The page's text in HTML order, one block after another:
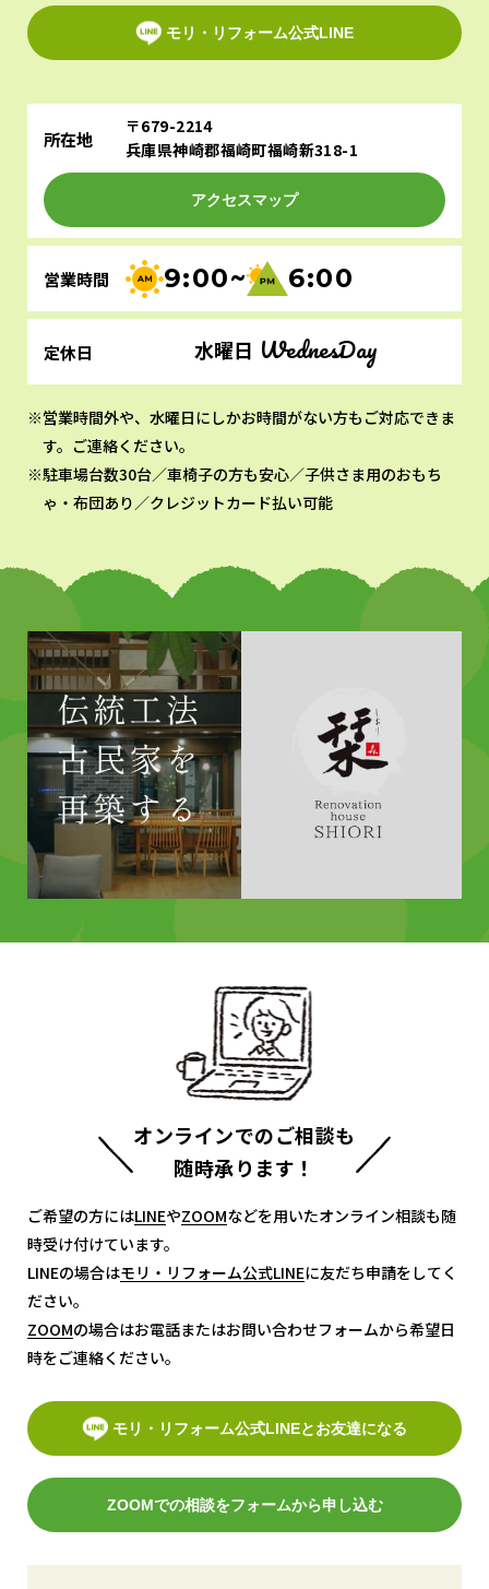
モリ・リフォーム公式LINE
所在地
〒679-2214
兵庫県神崎郡福崎町福崎新318-1
アクセスマップ
営業時間 9:00~ 6:00
定休日 水曜日 WednesDay
営業時間外や、水曜日にしかお時間がない方もご対応できま
す。ご連絡ください。
駐車場台数30台／車椅子の方も安心／子供さま用のおもち
ゃ・布団あり／クレジットカード払い可能
オンラインでのご相談も
随時承ります！
ご希望の方にはLINE
LINEやZOOM
ZOOMなどを用いたオンライン相談も随
時受け付けています。
LINEの場合はモリ・リフォーム公式LINE
モリ・リフォーム公式LINEに友だち申請をしてく
ださい。
ZOOM
ZOOMの場合はお電話またはお問い合わせフォームから希望日
時をご連絡ください。
モリ・リフォーム公式LINEとお友達になる
ZOOMでの相談をフォームから申し込む